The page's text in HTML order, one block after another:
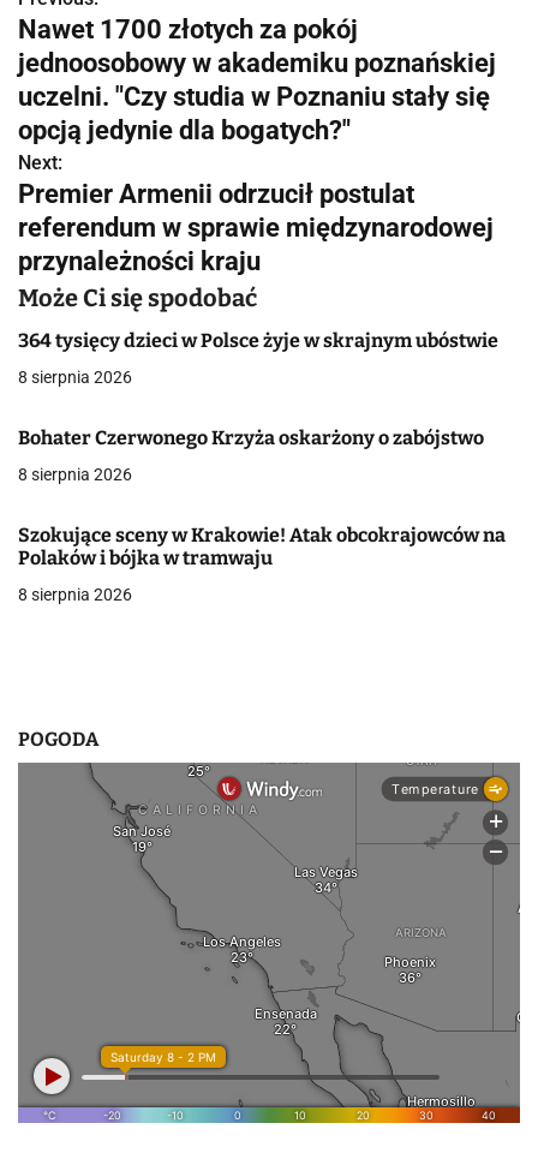
a
w
i
g
a
c
j
a
p
s
u
Nawet 1700 złotych za pokój
jednoosobowy w akademiku poznańskiej
uczelni. "Czy studia w Poznaniu stały się
opcją jedynie dla bogatych?"
Next:
Premier Armenii odrzucił postulat
referendum w sprawie międzynarodowej
przynależności kraju
Może Ci się spodobać
364 tysięcy dzieci w Polsce żyje w skrajnym ubóstwie
8 sierpnia 2026
Bohater Czerwonego Krzyża oskarżony o zabójstwo
8 sierpnia 2026
Szokujące sceny w Krakowie! Atak obcokrajowców na
Polaków i bójka w tramwaju
8 sierpnia 2026
POGODA